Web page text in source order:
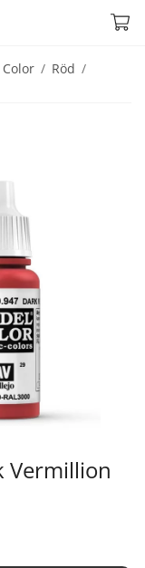
/ Röd /
Vermillion